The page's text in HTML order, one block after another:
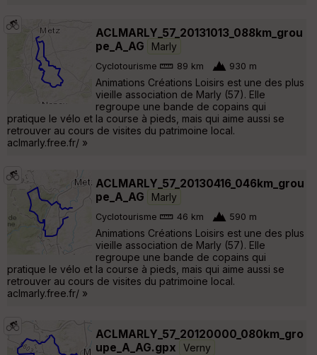
ACLMARLY_57_20131013_088km_grou
pe_A_AG
Marly
Cyclotourisme 89 km 930 m
Animations Créations Loisirs est une des plus
vieille association de Marly (57). Elle
regroupe une bande de copains qui
pratique le vélo et la course à pieds, mais qui aime aussi se
retrouver au cours de visites du patrimoine local.
aclmarly.free.fr/ »
ACLMARLY_57_20130416_046km_grou
pe_A_AG
Marly
Cyclotourisme 46 km 590 m
Animations Créations Loisirs est une des plus
vieille association de Marly (57). Elle
regroupe une bande de copains qui
pratique le vélo et la course à pieds, mais qui aime aussi se
retrouver au cours de visites du patrimoine local.
aclmarly.free.fr/ »
ACLMARLY_57_20120000_080km_gro
upe_A_AG.gpx
Verny